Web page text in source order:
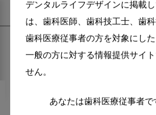
デンタルライフデザインに掲載
は、歯科医師、歯科技工士、歯
歯科医療従事者の方を対象にした
一般の方に対する情報提供サイ
せん。
あなたは歯科医療従事者で
2021・10・15 コラム